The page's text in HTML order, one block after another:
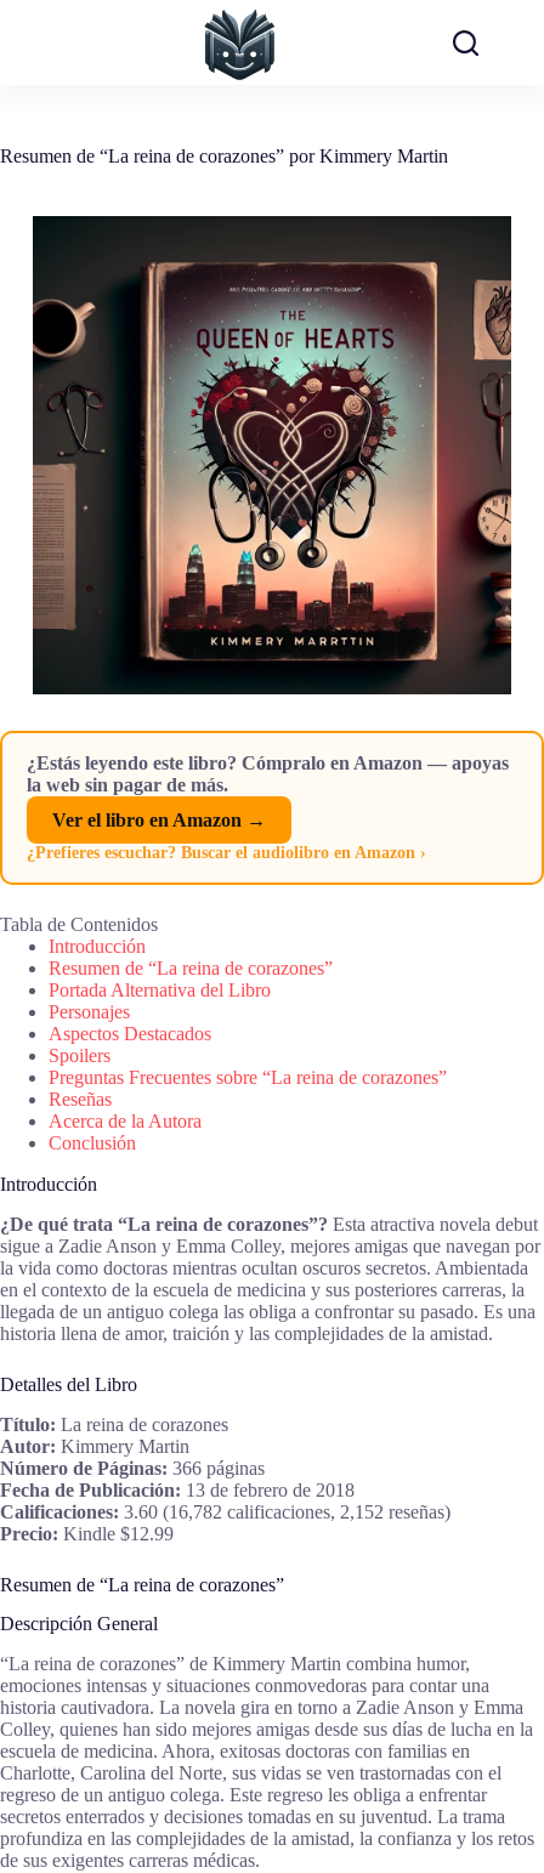
Resumen de “La reina de corazones” por Kimmery Martin
¿Estás leyendo este libro? Cómpralo en Amazon — apoyas
la web sin pagar de más.
Ver el libro en Amazon →
¿Prefieres escuchar? Buscar el audiolibro en Amazon ›
Tabla de Contenidos
Introducción
Resumen de “La reina de corazones”
Portada Alternativa del Libro
Personajes
Aspectos Destacados
Spoilers
Preguntas Frecuentes sobre “La reina de corazones”
Reseñas
Acerca de la Autora
Conclusión
Introducción
¿De qué trata “La reina de corazones”? Esta atractiva novela debut
sigue a Zadie Anson y Emma Colley, mejores amigas que navegan por
la vida como doctoras mientras ocultan oscuros secretos. Ambientada
en el contexto de la escuela de medicina y sus posteriores carreras, la
llegada de un antiguo colega las obliga a confrontar su pasado. Es una
historia llena de amor, traición y las complejidades de la amistad.
Detalles del Libro
Título: La reina de corazones
Autor: Kimmery Martin
Número de Páginas: 366 páginas
Fecha de Publicación: 13 de febrero de 2018
Calificaciones: 3.60 (16,782 calificaciones, 2,152 reseñas)
Precio: Kindle $12.99
Resumen de “La reina de corazones”
Descripción General
“La reina de corazones” de Kimmery Martin combina humor,
emociones intensas y situaciones conmovedoras para contar una
historia cautivadora. La novela gira en torno a Zadie Anson y Emma
Colley, quienes han sido mejores amigas desde sus días de lucha en la
escuela de medicina. Ahora, exitosas doctoras con familias en
Charlotte, Carolina del Norte, sus vidas se ven trastornadas con el
regreso de un antiguo colega. Este regreso les obliga a enfrentar
secretos enterrados y decisiones tomadas en su juventud. La trama
profundiza en las complejidades de la amistad, la confianza y los retos
de sus exigentes carreras médicas.